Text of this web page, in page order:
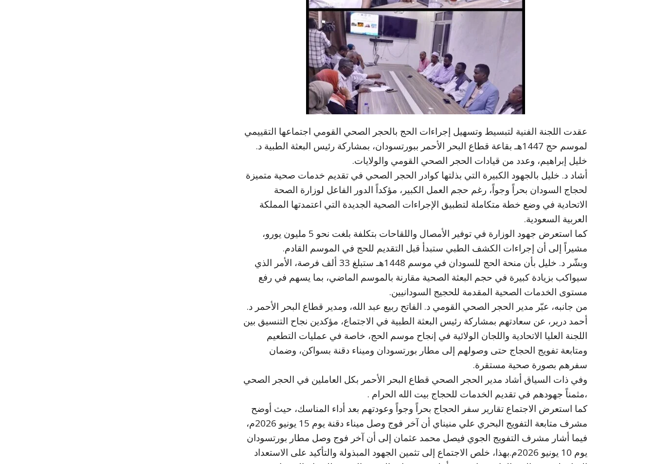
عقدت اللجنة الفنية لتبسيط وتسهيل إجراءات الحج بالحجر الصحي القومي اجتماعها التقييمي
لموسم حج 1447هـ بقاعة قطاع البحر الأحمر ببورتسودان، بمشاركة رئيس البعثة الطبية د.
خليل إبراهيم، وعدد من قيادات الحجر الصحي القومي والولايات.
أشاد د. خليل بالجهود الكبيرة التي بذلتها كوادر الحجر الصحي في تقديم خدمات صحية متميزة
لحجاج السودان بحراً وجواً، رغم حجم العمل الكبير، مؤكداً الدور الفاعل لوزارة الصحة
الاتحادية في وضع خطة متكاملة لتطبيق الإجراءات الصحية الجديدة التي اعتمدتها المملكة
العربية السعودية.
كما استعرض جهود الوزارة في توفير الأمصال واللقاحات بتكلفة بلغت نحو 5 مليون يورو،
مشيراً إلى أن إجراءات الكشف الطبي ستبدأ قبل التقديم للحج في الموسم القادم.
وبشّر د. خليل بأن منحة الحج للسودان في موسم 1448هـ ستبلغ 33 ألف فرصة، الأمر الذي
سيواكب بزيادة كبيرة في حجم البعثة الصحية مقارنة بالموسم الماضي، بما يسهم في رفع
مستوى الخدمات الصحية المقدمة للحجيج السودانيين.
من جانبه، عبّر مدير الحجر الصحي القومي د. الفاتح ربيع عبد الله، ومدير قطاع البحر الأحمر د.
أحمد درير، عن سعادتهم بمشاركة رئيس البعثة الطبية في الاجتماع، مؤكدين نجاح التنسيق بين
اللجنة العليا الاتحادية واللجان الولائية في إنجاح موسم الحج، خاصة في عمليات التطعيم
ومتابعة تفويج الحجاج حتى وصولهم إلى مطار بورتسودان وميناء دقنة بسواكن، وضمان
سفرهم بصورة صحية مستقرة.
وفي ذات السياق أشاد مدير الحجر الصحي قطاع البحر الأحمر بكل العاملين في الحجر الصحي
،مثمناً جهودهم في تقديم الخدمات للحجاج بيت الله الحرام .
كما استعرض الاجتماع تقارير سفر الحجاج بحراً وجواً وعودتهم بعد أداء المناسك، حيث أوضح
مشرف متابعة التفويج البحري علي منيناي أن آخر فوج وصل ميناء دقنة يوم 15 يونيو 2026م،
فيما أشار مشرف التفويج الجوي فيصل محمد عثمان إلى أن آخر فوج وصل مطار بورتسودان
يوم 10 يونيو 2026م.بهذا، خلص الاجتماع إلى تثمين الجهود المبذولة والتأكيد على الاستعداد